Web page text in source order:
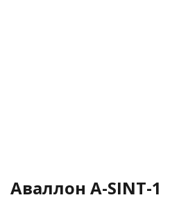
Аваллон A-SINT-1